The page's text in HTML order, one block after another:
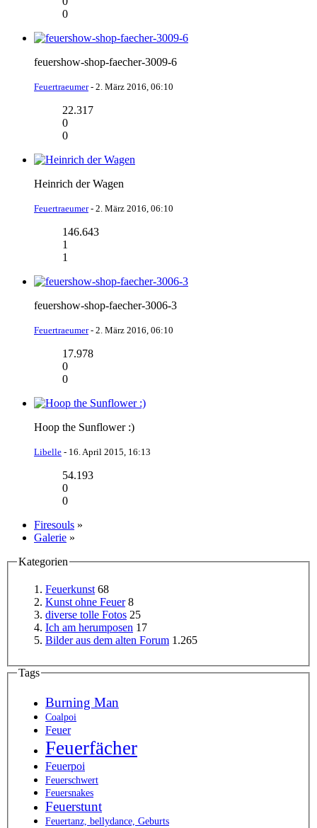
0
feuershow-shop-faecher-3009-6
Feuertraeumer- 2. März 2016, 06:10
22.317
0
0
Heinrich der Wagen
Feuertraeumer- 2. März 2016, 06:10
146.643
1
1
feuershow-shop-faecher-3006-3
Feuertraeumer- 2. März 2016, 06:10
17.978
0
0
Hoop the Sunflower :)
Libelle - 16. April 2015, 16:13
54.193
0
0
Firesouls »
Galerie »
Kategorien
Feuerkunst 68
Kunst ohne Feuer 8
diverse tolle Fotos 25
Ich am herumposen 17
Bilder aus dem alten Forum 1.265
Tags
Burning Man
Coalpoi
Feuer
Feuerfächer
Feuerpoi
Feuerschwert
Feuersnakes
Feuerstunt
Feuertanz, bellydance, Geburts